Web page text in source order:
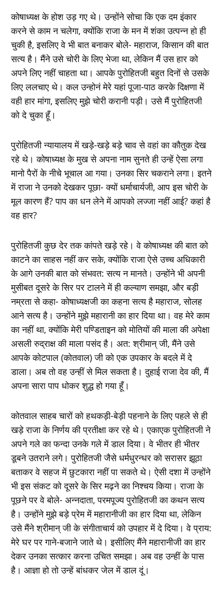
कोषाध्‍यक्ष के होश उड़ गए थे। उन्‍होंने सोचा कि एक दम इंकार
करने से काम न चलेगा, क्‍योंकि राजा के मन में शंका उत्‍पन्‍न हो ही
चुकी है, इसलिए वे भी बात बनाकर बोले- महाराज, किसान की बात
सत्‍य है। मैंने उसे चोरी के लिए भेजा था, लेकिन मैं उस हार को
अपने लिए नहीं चाहता था। आपके पुरोहितजी बहुत दिनों से उसके
लिए ललचाए थे। कल उन्‍होनं मेरे यहां पूजा-पाठ करके दिक्षणा में
वही हार मांगा, इसलिए मुझे चोरी करानी पड़ी। उसे मैं पुरोहितजी
को दे चुका हूँ।
पुरोहितजी न्‍यायालय में खड़े-खड़े बड़े चाव से वहां का कौतुक देख
रहे थे। कोषाध्‍यक्ष के मुख से अपना नाम सुनते ही उन्‍हें ऐसा लगा
मानो पैरों के नीचे भूचाल आ गया। उनका सिर चकराने लगा। इतने
में राजा ने उनको देखकर पूछा- क्‍यों धर्माचार्यजी, आप इस चोरी के
मूल कारण हैं? पाप का धन लेने में आपको लज्‍जा नहीं आई? कहां है
वह हार?
पुरोहितजी कुछ देर तक कांपते खड़े रहे। वे कोषाध्‍यक्ष की बात को
काटने का साहस नहीं कर सके, क्‍योंकि राजा ऐसे उच्‍च अधिकारी
के आगे उनकी बात को संभवत: सत्‍य न मानते। उन्‍होंने भी अपनी
मुसीबत दूसरे के सिर पर टालने में ही कल्‍याण समझा, और बड़ी
नम्रता से कहा- कोषाध्‍यक्षजी का कहना सत्‍य है महाराज, सोलह
आने सत्‍य है। उन्‍होंने मुझे महारानी का हार दिया था। वह मेरे काम
का नहीं था, क्‍योंकि मेरी पण्डिताइन को मोतियों की माला की अपेक्षा
असली रुद्राक्ष की माला पसंद है। अत: श्रीमान् जी, मैंने उसे
आपके कोटपाल (कोतवाल) जी को एक उपकार के बदले में दे
डाला। अब तो वह उन्‍हीं से मिल सकता है। दुहाई राजा देव की, मैं
अपना सारा पाप धोकर शुद्ध हो गया हूँ।
कोतवाल साहब चारों को हथकड़ी-बेड़ी पहनाने के लिए पहले से ही
खड़े राजा के निर्णय की प्रतीक्षा कर रहे थे। एकाएक पुरोहितजी ने
अपने गले का फन्‍दा उनके गले में डाल दिया। वे भीतर ही भीतर
डूबने उतराने लगे। पुरोहितजी जैसे धर्मधुरन्‍धर को सरासर झूठा
बताकर वे सहज में छुटकारा नहीं पा सकते थे। ऐसी दशा में उन्‍होंने
भी इस संकट को दूसरे के सिर मढ़ने का निश्‍चय किया। राजा के
पूछने पर वे बोले- अन्‍नदाता, परमपूज्‍य पुरोहितजी का कथन सत्‍य
है। उन्‍होंने मुझे बड़े प्रेम में महारानीजी का हार दिया था, लेकिन
उसे मैंने श्रीमान् जी के संगीताचार्य को उपहार में दे दिया। वे प्राय:
मेरे घर पर गाने-बजाने जाते थे। इसीलिए मैंने महारानीजी का हार
देकर उनका सत्‍कार करना उचित समझा। अब वह उन्‍हीं के पास
है। आज्ञा हो तो उन्‍हें बांधकर जेल में डाल दूं।